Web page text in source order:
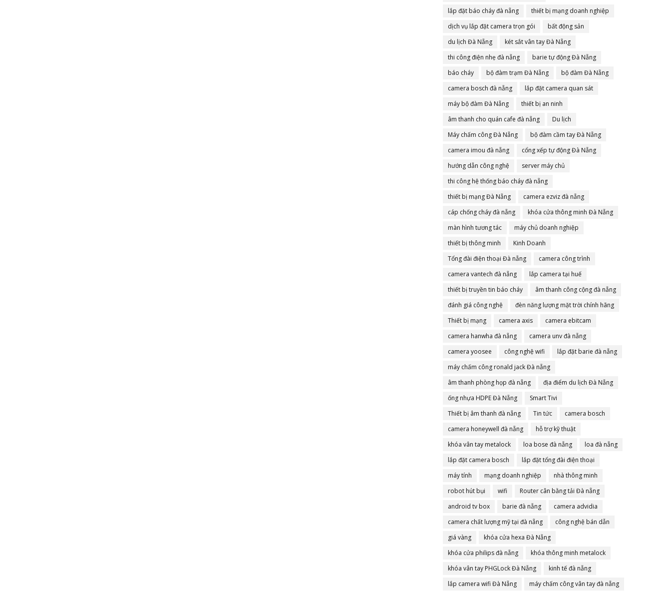
lắp đặt báo cháy đà nẵng
thiết bị mạng doanh nghiệp
dịch vụ lắp đặt camera trọn gói
bất động sản
du lịch Đà Nẵng
két sắt vân tay Đà Nẵng
thi công điện nhẹ đà nẵng
barie tự động Đà Nẵng
báo cháy
bộ đàm trạm Đà Nẵng
bộ đàm Đà Nẵng
camera bosch đà nẵng
lắp đặt camera quan sát
máy bộ đàm Đà Nẵng
thiết bị an ninh
âm thanh cho quán cafe đà nẵng
Du lịch
Máy chấm công Đà Nẵng
bộ đàm cầm tay Đà Nẵng
camera imou đà nẵng
cổng xếp tự động Đà Nẵng
hướng dẫn công nghệ
server máy chủ
thi công hệ thống báo cháy đà nẵng
thiết bị mạng Đà Nẵng
camera ezviz đà nẵng
cáp chống cháy đà nẵng
khóa cửa thông minh Đà Nẵng
màn hình tương tác
máy chủ doanh nghiệp
thiết bị thông minh
Kinh Doanh
Tổng đài điện thoại Đà nẵng
camera công trình
camera vantech đà nẵng
lắp camera tại huế
thiết bị truyền tin báo cháy
âm thanh công cộng đà nẵng
đánh giá công nghệ
đèn năng lượng mặt trời chính hãng
Thiết bị mạng
camera axis
camera ebitcam
camera hanwha đà nẵng
camera unv đà nẵng
camera yoosee
công nghệ wifi
lắp đặt barie đà nẵng
máy chấm công ronald jack Đà nẵng
âm thanh phòng họp đà nẵng
địa điểm du lịch Đà Nẵng
ống nhựa HDPE Đà Nẵng
Smart Tivi
Thiết bị âm thanh đà nẵng
Tin tức
camera bosch
camera honeywell đà nẵng
hỗ trợ kỹ thuật
khóa vân tay metalock
loa bose đà nẵng
loa đà nẵng
lắp đặt camera bosch
lắp đặt tổng đài điện thoại
máy tính
mạng doanh nghiệp
nhà thông minh
robot hút bụi
wifi
Router cân bằng tải Đà nẵng
android tv box
barie đà nẵng
camera advidia
camera chất lượng mỹ tại đà nẵng
công nghệ bán dẫn
giá vàng
khóa cửa hexa Đà Nẵng
khóa cửa philips đà nẵng
khóa thông minh metalock
khóa vân tay PHGLock Đà Nẵng
kinh tế đà nẵng
lắp camera wifi Đà Nẵng
máy chấm công vân tay đà nẵng